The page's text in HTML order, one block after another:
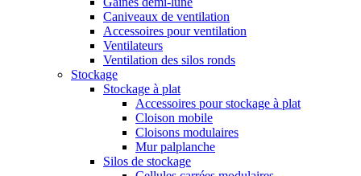
Caniveaux de ventilation
Accessoires pour ventilation
Ventilateurs
Ventilation des silos ronds
Stockage
Stockage à plat
Accessoires pour stockage à plat
Cloison mobile
Cloisons modulaires
Mur palplanche
Silos de stockage